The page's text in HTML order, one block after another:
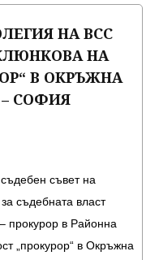
НА ВСС
НА
В ОКРЪЖНА
СОФИЯ
съвет на
съдебната власт
прокурор в Районна
„прокурор“ в Окръжна